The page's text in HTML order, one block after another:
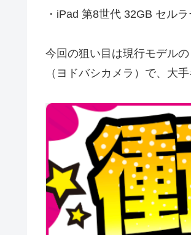
・iPad 第8世代 32GB セル
今回の狙い目は現行モデル
（ヨドバシカメラ）で、大